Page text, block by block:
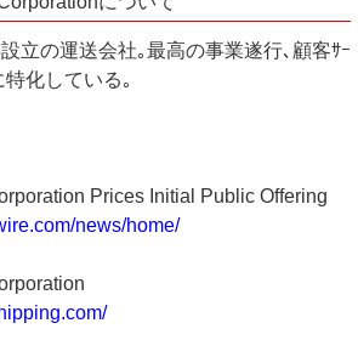
立の運送会社｡最高の事業遂行､顧客ｻｰ
化している｡
Prices Initial Public Offering
news/home/